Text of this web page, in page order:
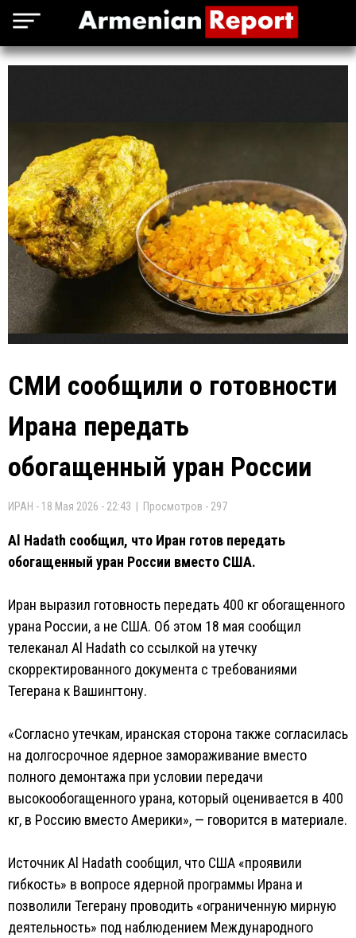
СМИ сообщили о готовности
Ирана передать
обогащенный уран России
ИРАН - 18 Мая 2026 - 22:43 | Просмотров - 297
Al Hadath сообщил, что Иран готов передать
обогащенный уран России вместо США.
Иран выразил готовность передать 400 кг обогащенного
урана России, а не США. Об этом 18 мая сообщил
телеканал Al Hadath со ссылкой на утечку
скорректированного документа с требованиями
Тегерана к Вашингтону.
«Согласно утечкам, иранская сторона также согласилась
на долгосрочное ядерное замораживание вместо
полного демонтажа при условии передачи
высокообогащенного урана, который оценивается в 400
кг, в Россию вместо Америки», — говорится в материале.
Источник Al Hadath сообщил, что США «проявили
гибкость» в вопросе ядерной программы Ирана и
позволили Тегерану проводить «ограниченную мирную
деятельность» под наблюдением Международного